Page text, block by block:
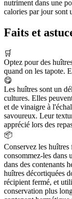
nutriment dans une
calories par jour sont
Faits et
🛒
Optez pour des
quand on les tapote.
😋
Les huîtres sont un
cultures. Elles
et de vinaigre à
savoureux. Leur
apprécié lors des
📦
Conservez les
consommez-les dans
dans des contenants
huîtres décortiquées
récipient fermé, et
conservation plus